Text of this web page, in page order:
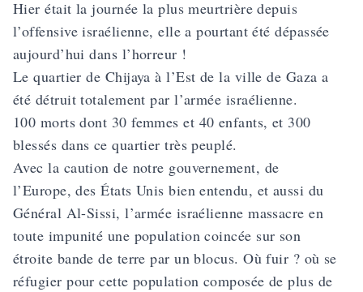
Hier était la journée la plus meurtrière depuis
l’offensive israélienne, elle a pourtant été dépassée
aujourd’hui dans l’horreur !
Le quartier de Chijaya à l’Est de la ville de Gaza a
été détruit totalement par l’armée israélienne.
100 morts dont 30 femmes et 40 enfants, et 300
blessés dans ce quartier très peuplé.
Avec la caution de notre gouvernement, de
l’Europe, des États Unis bien entendu, et aussi du
Général Al-Sissi, l’armée israélienne massacre en
toute impunité une population coincée sur son
étroite bande de terre par un blocus. Où fuir ? où se
réfugier pour cette population composée de plus de